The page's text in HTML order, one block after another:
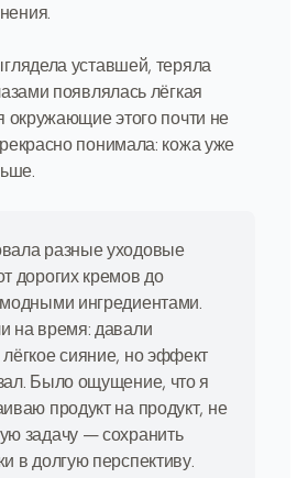
уставшей, теряла
появлялась лёгкая
окружающие этого почти не
понимала: кожа уже
разные уходовые
дорогих кремов до
ингредиентами.
на время: давали
сияние, но эффект
Было ощущение, что я
продукт на продукт, не
задачу — сохранить
в долгую перспективу.